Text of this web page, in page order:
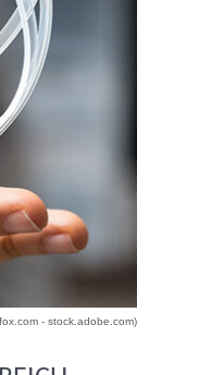
- stock.adobe.com)